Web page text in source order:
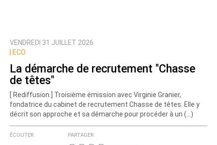
VENDREDI 31 JUILLET 2026
ECO
La démarche de recrutement "Chasse
de têtes"
[ Rediffusion ] Troisième émission avec Virginie Granier,
fondatrice du cabinet de recrutement Chasse de têtes. Elle y
décrit son approche et sa démarche pour procéder à un (…)
ÉCOUTER PARTAGER